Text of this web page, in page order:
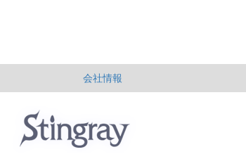
会社情報